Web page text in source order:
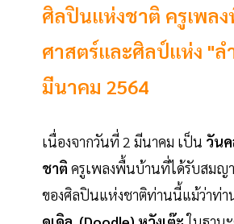
ศิลปินแห่งชาติ ครูเพล
ศาสตร์และศิลป์แห่ง "ล
มีนาคม 2564
เนื่องจากวันที่ 2 มีนาคม เป็น วัน
ชาติ ครูเพลงพื้นบ้านที่ได้รับสมญ
ของศิลปินแห่งชาติท่านนี้แม้ว่าท่า